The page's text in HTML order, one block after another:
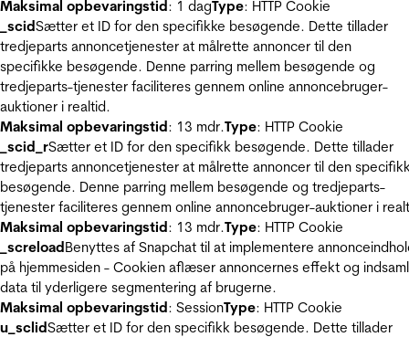
Maksimal opbevaringstid: 1 dagType: HTTP Cookie
_scidSætter et ID for den specifikke besøgende. Dette tillader
tredjeparts annoncetjenester at målrette annoncer til den
specifikke besøgende. Denne parring mellem besøgende og
tredjeparts-tjenester faciliteres gennem online annoncebruger-
auktioner i realtid.
Maksimal opbevaringstid: 13 mdr.Type: HTTP Cookie
_scid_rSætter et ID for den specifikk besøgende. Dette tillader
tredjeparts annoncetjenester at målrette annoncer til den
besøgende. Denne parring mellem besøgende og tredjeparts-
tjenester faciliteres gennem online annoncebruger-auktioner i
Maksimal opbevaringstid: 13 mdr.Type: HTTP Cookie
_screloadBenyttes af Snapchat til at implementere
på hjemmesiden - Cookien aflæser annoncernes effekt og
data til yderligere segmentering af brugerne.
Maksimal opbevaringstid: SessionType: HTTP Cookie
u_sclidSætter et ID for den specifikk besøgende. Dette tillader